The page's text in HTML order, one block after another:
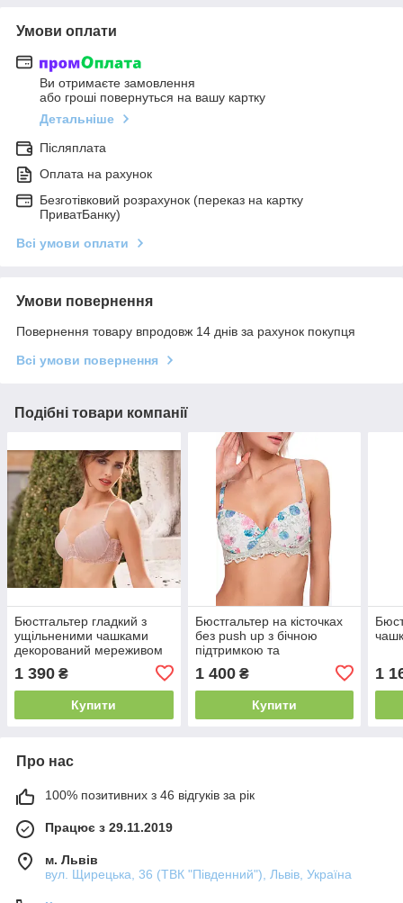
Умови оплати
Ви отримаєте замовлення
або гроші повернуться на вашу картку
Детальніше
Післяплата
Оплата на рахунок
Безготівковий розрахунок (переказ на картку
ПриватБанку)
Всі умови оплати
Умови повернення
Повернення товару впродовж 14 днів за рахунок покупця
Всі умови повернення
Подібні товари компанії
Бюстгальтер гладкий з
ущільненими чашками
декорований мереживом
1 390 ₴
Купити
Бюстгальтер на кісточках
без push up з бічною
підтримкою та
Leilieve 8403
1 400₴
Купити
1
Про нас
100% позитивних з 46 відгуків за рік
Працює з 29.11.2019
м. Львів
вул. Щирецька, 36 (ТВК "Південний"), Львів, Україна